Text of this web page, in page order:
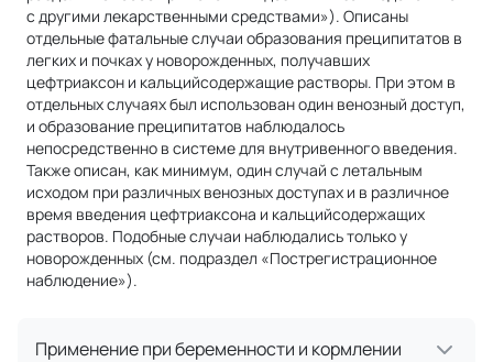
с другими лекарственными средствами»). Описаны
отдельные фатальные случаи образования преципитатов в
легких и почках у новорожденных, получавших
цефтриаксон и кальцийсодержащие растворы. При этом в
отдельных случаях был использован один венозный доступ,
и образование преципитатов наблюдалось
непосредственно в системе для внутривенного введения.
Также описан, как минимум, один случай с летальным
исходом при различных венозных доступах и в различное
время введения цефтриаксона и кальцийсодержащих
растворов. Подобные случаи наблюдались только у
новорожденных (см. подраздел «Пострегистрационное
наблюдение»).
Применение при беременности и кормлении